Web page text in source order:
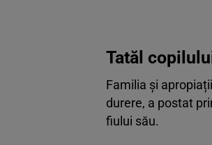
Tatăl
Familia și
durere, a postat
fiului său.